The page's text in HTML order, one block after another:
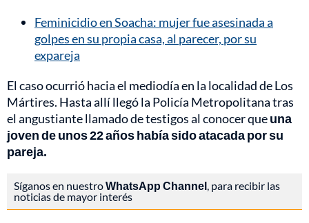
Feminicidio en Soacha: mujer fue asesinada a
golpes en su propia casa, al parecer, por su
expareja
El caso ocurrió hacia el mediodía en la localidad de Los
Mártires. Hasta allí llegó la Policía Metropolitana tras
el angustiante llamado de testigos al conocer queuna
joven de unos 22 años había sido atacada por su
pareja.
Síganos en nuestroWhatsApp Channel , para recibir las
noticias de mayor interés